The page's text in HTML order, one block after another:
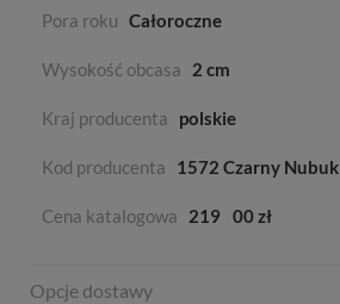
Pora roku Całoroczne
Wysokość obcasa 2 cm
Kraj producenta polskie
Kod producenta 1572 Czarny Nubuk
Cena katalogowa 219 00 zł
Opcje dostawy